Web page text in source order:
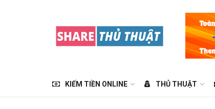
KIẾM TIỀN ONLINE THỦ THUẬT